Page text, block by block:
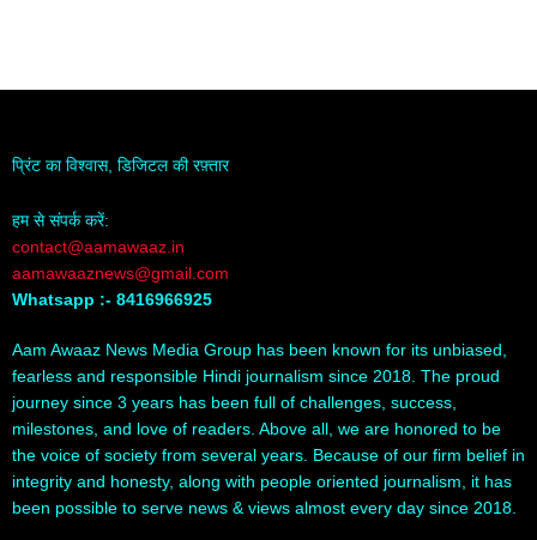
प्रिंट का विश्वास, डिजिटल की रफ़्तार
हम से संपर्क करें:
contact@aamawaaz.in
aamawaaznews@gmail.com
Whatsapp :- 8416966925
Aam Awaaz News Media Group has been known for its unbiased,
fearless and responsible Hindi journalism since 2018. The proud
journey since 3 years has been full of challenges, success,
milestones, and love of readers. Above all, we are honored to be
the voice of society from several years. Because of our firm belief in
integrity and honesty, along with people oriented journalism, it has
been possible to serve news & views almost every day since 2018.